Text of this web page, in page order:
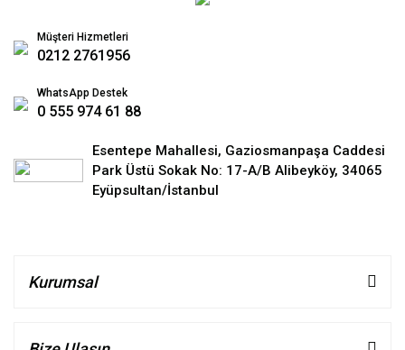
Müşteri Hizmetleri
0212 2761956
WhatsApp Destek
0 555 974 61 88
Esentepe Mahallesi, Gaziosmanpaşa Caddesi
Park Üstü Sokak No: 17-A/B Alibeyköy, 34065
Eyüpsultan/İstanbul
Kurumsal